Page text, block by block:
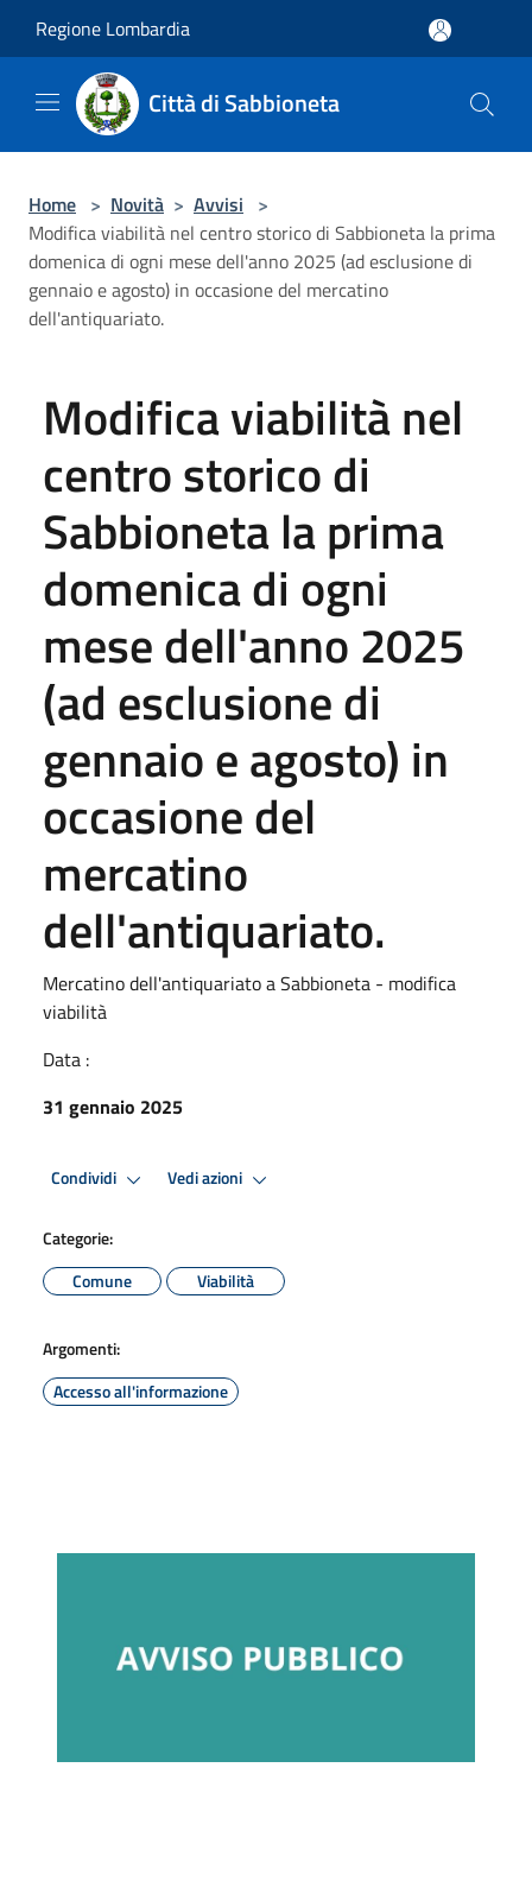
Regione Lombardia
Città di Sabbioneta
Home > Novità > Avvisi >
Modifica viabilità nel centro storico di Sabbioneta la prima
domenica di ogni mese dell'anno 2025 (ad esclusione di
gennaio e agosto) in occasione del mercatino
dell'antiquariato.
Modifica viabilità nel
centro storico di
Sabbioneta la prima
domenica di ogni
mese dell'anno 2025
(ad esclusione di
gennaio e agosto) in
occasione del
mercatino
dell'antiquariato.
Mercatino dell'antiquariato a Sabbioneta - modifica
viabilità
Data :
31 gennaio 2025
Condividi Vedi azioni
Categorie:
Comune
Viabilità
Argomenti:
Accesso all'informazione